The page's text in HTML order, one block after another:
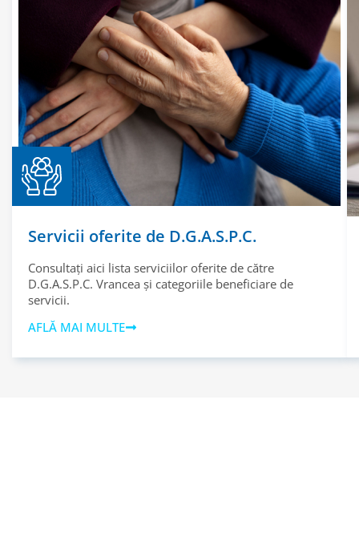
Servicii oferite de D.G.A.S.P.C.
Consultați aici lista serviciilor oferite de către
D.G.A.S.P.C. Vrancea și categoriile beneficiare de
servicii.
AFLĂ MAI MULTE